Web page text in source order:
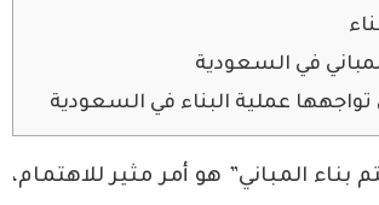
في السعودية
تواجهها عملية البناء في السعودية
المباني” هو أمر مثير للاهتمام،